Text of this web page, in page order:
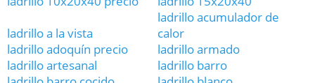
ladrillo a la vista
ladrillo acumulador de
calor
ladrillo adoquín precio
ladrillo armado
ladrillo artesanal
ladrillo barro